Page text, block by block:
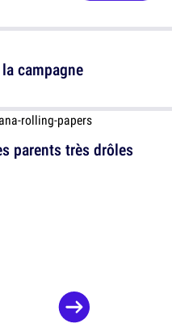
parents très drôles
campagne